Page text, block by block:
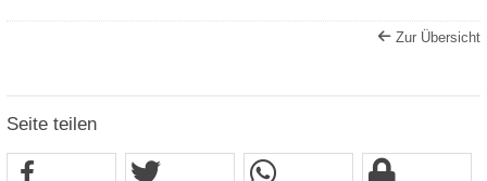
Zur Übersicht
Seite teilen